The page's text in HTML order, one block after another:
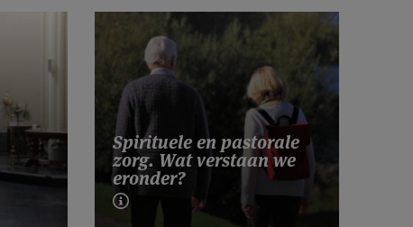
Spirituele en pastorale
zorg. Wat verstaan we
eronder?